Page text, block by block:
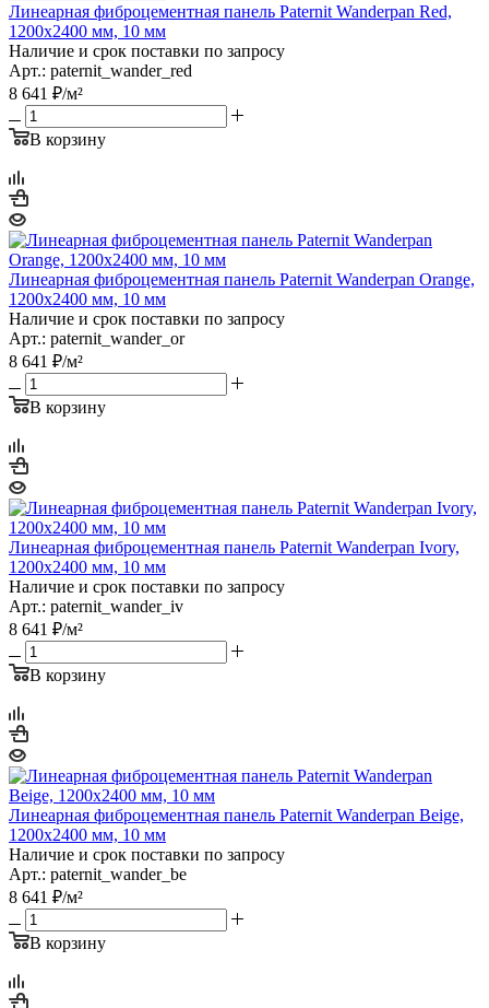
Линеарная фиброцементная панель Paternit Wanderpan Red,
1200х2400 мм, 10 мм
Наличие и срок поставки по запросу
Арт.: paternit_wander_red
8 641 ₽/м²
В корзину
Линеарная фиброцементная панель Paternit Wanderpan Orange,
1200х2400 мм, 10 мм
Наличие и срок поставки по запросу
Арт.: paternit_wander_or
8 641 ₽/м²
В корзину
Линеарная фиброцементная панель Paternit Wanderpan Ivory,
1200х2400 мм, 10 мм
Наличие и срок поставки по запросу
Арт.: paternit_wander_iv
8 641 ₽/м²
В корзину
Линеарная фиброцементная панель Paternit Wanderpan Beige,
1200х2400 мм, 10 мм
Наличие и срок поставки по запросу
Арт.: paternit_wander_be
8 641 ₽/м²
В корзину